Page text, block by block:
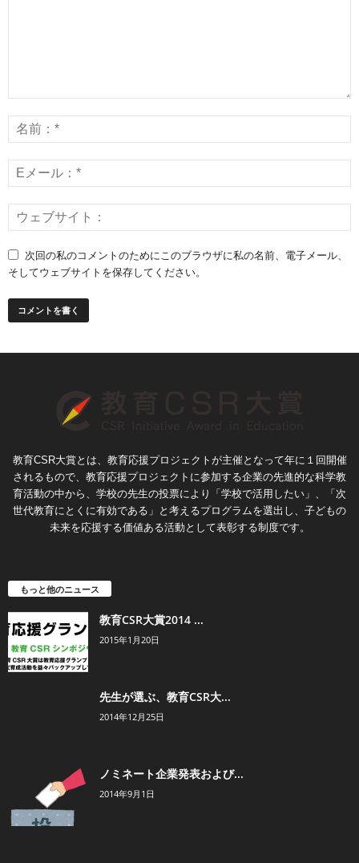
次回の私のコメントのためにこのブラウザに私の名前、電子メール、
そしてウェブサイトを保存してください。
教育CSR大賞とは、教育応援プロジェクトが主催となって年に１回開催
されるもので、教育応援プロジェクトに参加する企業の先進的な科学教
育活動の中から、学校の先生の投票により「学校で活用したい」、「次
世代教育にとくに有効である」と考えるプログラムを選出し、子どもの
未来を応援する価値ある活動として表彰する制度です。
もっと他のニュース
教育CSR大賞2014 ...
2015年1月20日
先生が選ぶ、教育CSR大...
2014年12月25日
ノミネート企業発表および...
2014年9月1日